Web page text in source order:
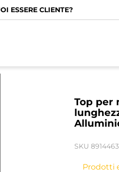
ESSERE CLIENTE?
Top per
SKU 8914463
Prodotti